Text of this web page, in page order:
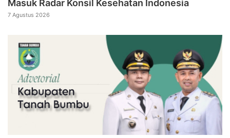
Masuk Radar Konsil Kesehatan Indonesia
7 Agustus 2026